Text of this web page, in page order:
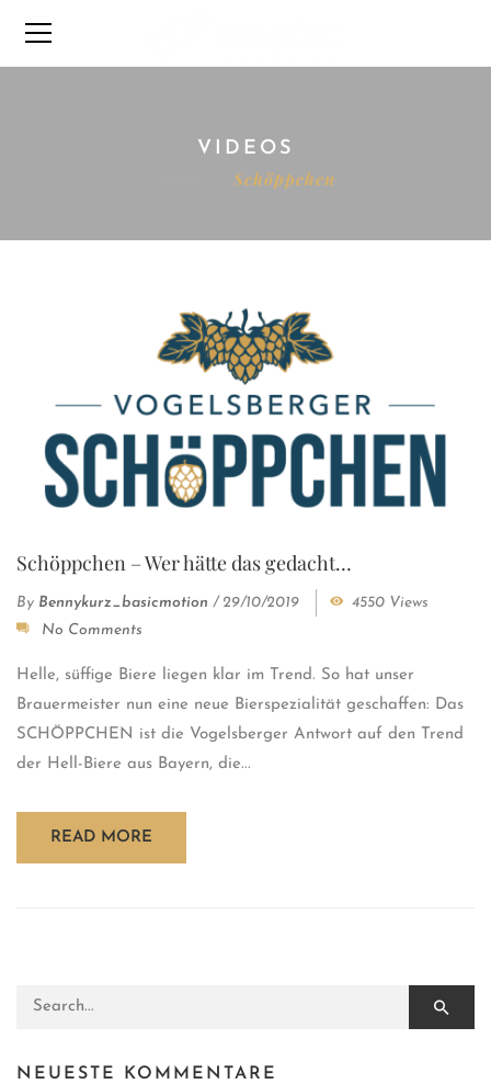
VIDEOS
Schöppchen
Schöppchen – Wer hätte das gedacht…
By Bennykurz_basicmotion / 29/10/2019
4550 Views
No Comments
Helle, süffige Biere liegen klar im Trend. So hat unser
Brauermeister nun eine neue Bierspezialität geschaffen: Das
SCHÖPPCHEN ist die Vogelsberger Antwort auf den Trend
der Hell-Biere aus Bayern, die...
READ MORE
Search for:
NEUESTE KOMMENTARE